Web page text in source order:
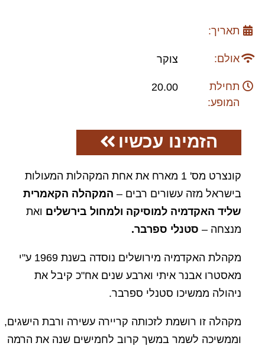
תאריך:
אולם: צוקר
תחילת
המופע:
20.00
הזמינו עכשיו
קונצרט מס' 1 מארח את אחת המקהלות המעולות
בישראל מזה עשורים רבים – המקהלה הקאמרית
שליד האקדמיה למוסיקה ולמחול בירשלים ואת
מנצחה – סטנלי ספרבר.
מקהלת האקדמיה מירושלים נוסדה בשנת 1969 ע"י
מאסטרו אבנר איתי וארבע שנים אח"כ קיבל את
ניהולה ממשיכו סטנלי ספרבר.
מקהלה זו רושמת לזכותה קריירה עשירה ורבת הישגים,
וממשיכה לשמר במשך קרוב לחמישים שנה את הרמה